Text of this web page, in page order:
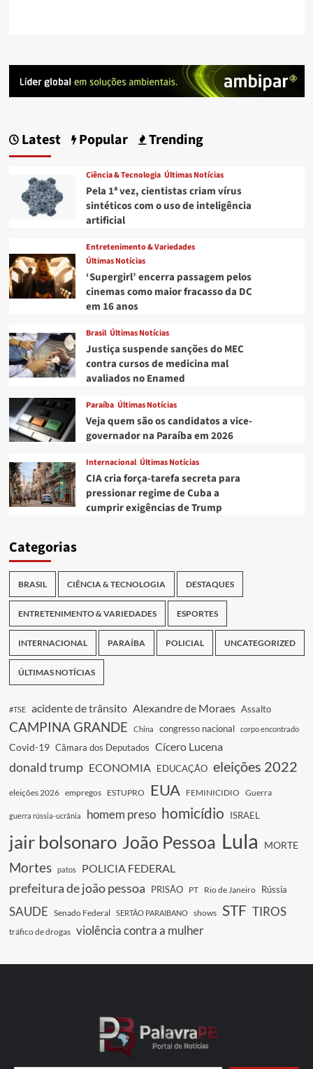
Latest Popular Trending
Ciência & Tecnologia Últimas Notícias
Pela 1ª vez, cientistas criam vírus
sintéticos com o uso de inteligência
artificial
Entretenimento & Variedades
Últimas Notícias
‘Supergirl’ encerra passagem pelos
cinemas como maior fracasso da DC
em 16 anos
Brasil Últimas Notícias
Justiça suspende sanções do MEC
contra cursos de medicina mal
avaliados no Enamed
Paraíba Últimas Notícias
Veja quem são os candidatos a vice-
governador na Paraíba em 2026
Internacional Últimas Notícias
CIA cria força-tarefa secreta para
pressionar regime de Cuba a
cumprir exigências de Trump
Categorias
BRASIL CIÊNCIA & TECNOLOGIA DESTAQUES
ENTRETENIMENTO & VARIEDADES ESPORTES
INTERNACIONAL PARAÍBA POLICIAL UNCATEGORIZED
ÚLTIMAS NOTÍCIAS
#TSE acidente de trânsito Alexandre de Moraes Assalto
CAMPINA GRANDE China congresso nacional corpo encontrado
Covid-19 Câmara dos Deputados Cícero Lucena
donald trump ECONOMIA EDUCAÇÃO eleições 2022
eleições 2026 empregos ESTUPRO EUA FEMINICIDIO Guerra
guerra rússia-ucrânia homem preso homicídio ISRAEL
jair bolsonaro João Pessoa Lula MORTE
Mortes patos POLICIA FEDERAL
prefeitura de joão pessoa PRISÃO PT Rio de Janeiro Rússia
SAUDE Senado Federal SERTÃO PARAIBANO shows STF TIROS
tráfico de drogas violência contra a mulher
Digite seu e-mail…